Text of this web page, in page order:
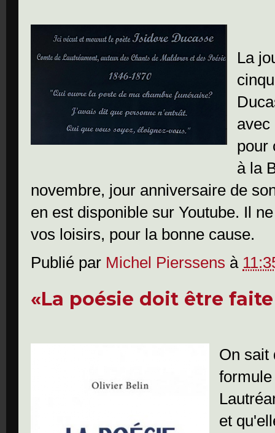
La
avec
pour
à la
novembre, jour anniversaire de
en est disponible sur Youtube. Il
vos loisirs, pour la bonne cause.
Publié par Michel Pierssens à
«La poésie doit être
On sait
et